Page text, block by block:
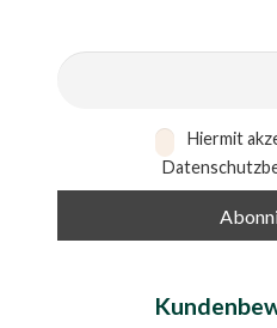
Hiermit